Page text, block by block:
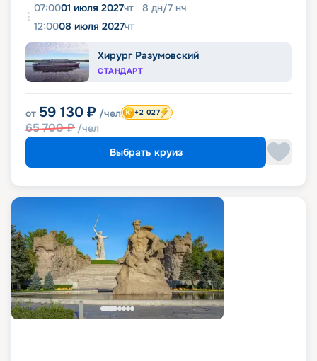
07:0001 июля 2027чт 8 дн/7 нч
12:0008 июля 2027чт
Хирург Разумовский
СТАНДАРТ
от 59 130 ₽ /чел
65 700₽ /чел
+2 027
Выбрать круиз